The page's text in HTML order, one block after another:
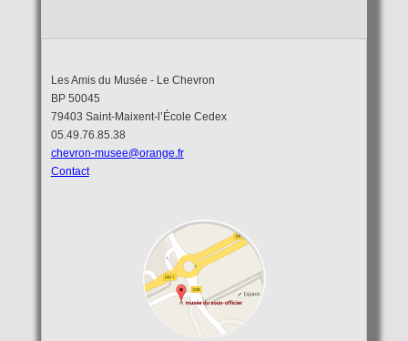
Les Amis du Musée - Le Chevron
BP 50045
79403 Saint-Maixent-l’École Cedex
05.49.76.85.38
chevron-musee@orange.fr
Contact